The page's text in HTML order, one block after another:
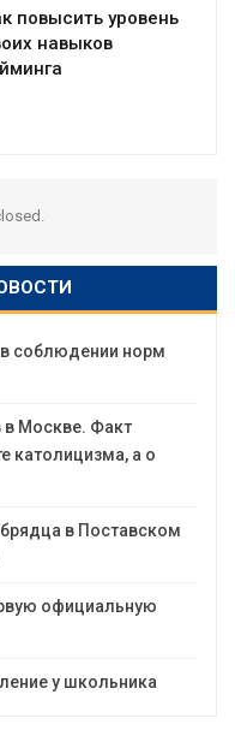
повысить уровень
навыков
в соблюдении норм
в Москве. Факт
католицизма, а о
в Поставском
официальную
у школьника